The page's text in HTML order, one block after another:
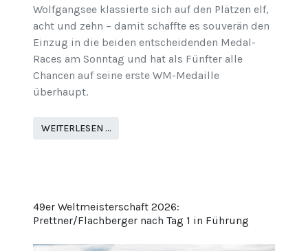
Wolfgangsee klassierte sich auf den Plätzen elf,
acht und zehn – damit schaffte es souverän den
Einzug in die beiden entscheidenden Medal-
Races am Sonntag und hat als Fünfter alle
Chancen auf seine erste WM-Medaille
überhaupt.
WEITERLESEN …
49er Weltmeisterschaft 2026:
Prettner/Flachberger nach Tag 1 in Führung